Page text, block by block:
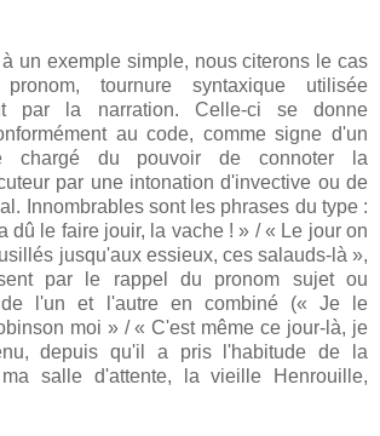
un exemple simple, nous citerons le cas
tournure syntaxique utilisée
par la narration. Celle-ci se donne
au code, comme signe d'un
chargé du pouvoir de connoter la
par une intonation d'invective ou de
Innombrables sont les phrases du type :
dû le faire jouir, la vache ! » / « Le jour on
jusqu'aux essieux, ces salauds-là »,
par le rappel du pronom sujet ou
de l'un et l'autre en combiné (« Je le
moi » / « C'est même ce jour-là, je
depuis qu'il a pris l'habitude de la
salle d'attente, la vieille Henrouille,